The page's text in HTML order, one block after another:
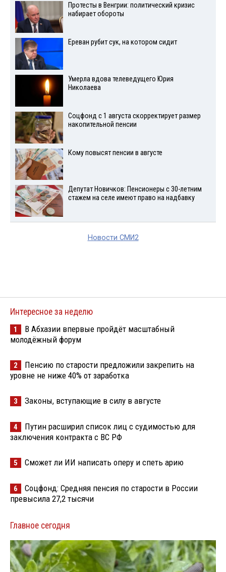
Протесты в Венгрии: политический кризис
набирает обороты
Ереван рубит сук, на котором сидит
Умерла вдова телеведущего Юрия
Николаева
Соцфонд с 1 августа скорректирует размер
накопительной пенсии
Кому повысят пенсии в августе
Депутат Новичков: Пенсионеры с 30-летним
стажем на селе имеют право на надбавку
Новости СМИ2
Интересное за неделю
1
В Абхазии впервые пройдёт масштабный
молодёжный форум
2
Пенсию по старости предложили закрепить на
уровне не ниже 40% от заработка
3 Законы, вступающие в силу в августе
4
Путин расширил список лиц с судимостью для
заключения контракта с ВС РФ
5 Сможет ли ИИ написать оперу и спеть арию
6
Соцфонд: Средняя пенсия по старости в России
превысила 27,2 тысячи
Главное сегодня